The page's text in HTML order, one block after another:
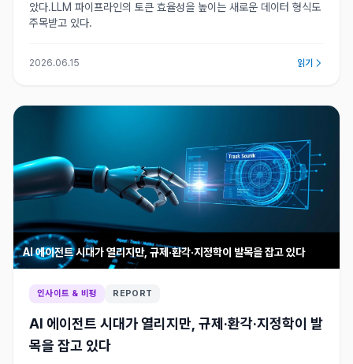
았다.LLM 파이프라인의 토큰 효율성을 높이는 새로운 데이터 형식도
주목받고 있다.
2026.06.15 읽기
AI 에이전트 시대가 열리지만, 규제·환각·지정학이 발목을 잡고 있다
인사이트 & 비평 REPORT
AI 에이전트 시대가 열리지만, 규제·환각·지정학이 발
목을 잡고 있다